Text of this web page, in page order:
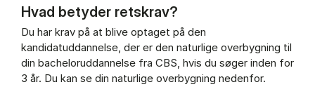
Hvad betyder retskrav?
Du har krav på at blive optaget på den
kandidatuddannelse, der er den naturlige overbygning til
din bacheloruddannelse fra CBS, hvis du søger inden for
3 år. Du kan se din naturlige overbygning nedenfor.